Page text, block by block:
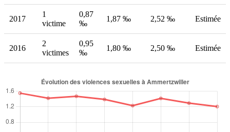
2017
1
victime
0,87
‰
1,87 ‰ 2,52 ‰ Estimée
2016
2
victimes
0,95
‰
1,80 ‰ 2,50 ‰ Estimée